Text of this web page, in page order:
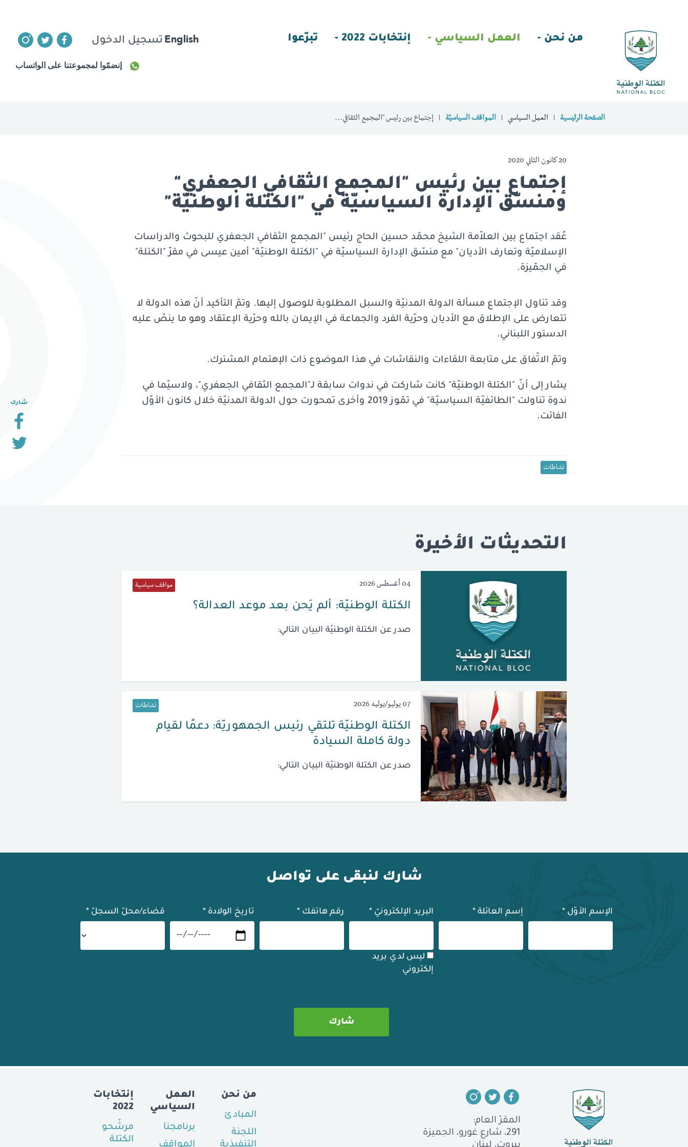
English تسجيل الدخول
إنضمّوا لمجموعتنا على الواتساب
تبرّعوا إنتخابات 2022 العمل السياسي من نحن
شارك
الصفحة الرئيسية العمل السياسي المواقف السياسيّة إجتماع بين رئيس "المجمع الثقافي...
20 كانون الثاني 2020
إجتماع بين رئيس "المجمع الثقافي الجعفري"
ومنسّق الإدارة السياسيّة في "الكتلة الوطنيّة"
عُقد اجتماع بين العلاّمة الشيخ محمّد حسين الحاج رئيس "المجمع الثقافي الجعفري للبحوث والدراسات
الإسلاميّة وتعارف الأديان" مع منسّق الإدارة السياسيّة في "الكتلة الوطنيّة" أمين عيسى في مقرّ "الكتلة"
في الجمّيزة.
وقد تناول الإجتماع مسألة الدولة المدنيّة والسبل المطلوبة للوصول إليها. وتمّ التأكيد أنّ هذه الدولة لا
تتعارض على الإطلاق مع الأديان وحرّية الفرد والجماعة في الإيمان بالله وحرّية الإعتقاد وهو ما ينصّ عليه
الدستور اللبناني.
وتمّ الاتّفاق على متابعة اللقاءات والنقاشات في هذا الموضوع ذات الإهتمام المشترك.
يشار إلى أنّ "الكتلة الوطنيّة" كانت شاركت في ندوات سابقة لـ"المجمع الثقافي الجعفري"، ولاسيّما في
ندوة تناولت "الطائفيّة السياسيّة" في تمّوز 2019 وأخرى تمحورت حول الدولة المدنيّة خلال كانون الأوّل
الفائت.
نشاطات
التحديثات الأخيرة
04 أغسطس 2026 مواقف سياسية
الكتلة الوطنيّة: ألم يَحن بعد موعد العدالة؟
صدر عن الكتلة الوطنيّة البيان التالي:
07 يوليو/يوليه 2026 نشاطات
الكتلة الوطنيّة تلتقي رئيس الجمهوريّة: دعمًا لقيام
دولة كاملة السيادة
صدر عن الكتلة الوطنيّة البيان التالي:
شارك لنبقى على تواصل
الإسم الأوّل * إسم العائلة * البريد الإلكترونيّ *
ليس لدي بريد
إلكتروني
رقم هاتفك * تاريخ الولادة * قضاء/محلّ السجلّ *
إنتخابات
2022
مرشّحو
الكتلة
العمل
السياسي
برنامجنا
المواقف
من نحن
المبادئ
اللجنة
التنفيذية
المقرّ العام:
291، شارع غورو، الجميزة